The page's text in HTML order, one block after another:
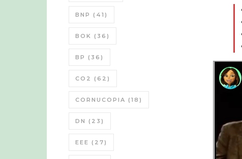
BNP (41)
BOK (36)
BP (36)
CO2 (62)
CORNUCOPIA (18)
DN (23)
EEE (27)